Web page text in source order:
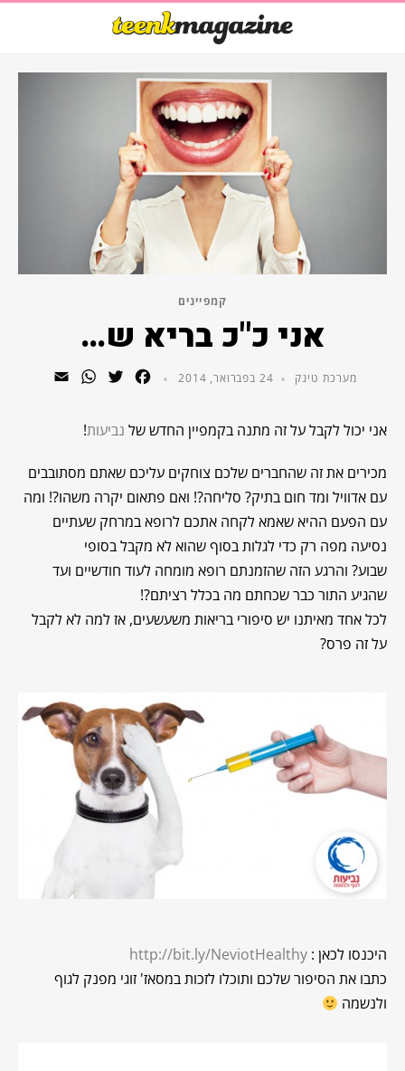
קמפיינים
אני כ"כ בריא ש…
מערכת טינק 24 בפברואר, 2014 Facebook
Twitter
WhatsApp
אני יכול לקבל על זה מתנה בקמפיין החדש של נביעות!
מכירים את זה שהחברים שלכם צוחקים עליכם שאתם מסתובבים
עם אדוויל ומד חום בתיק? סליחה?! ואם פתאום יקרה משהו?! ומה
עם הפעם ההיא שאמא לקחה אתכם לרופא במרחק שעתיים
נסיעה מפה רק כדי לגלות בסוף שהוא לא מקבל בסופי
שבוע? והרגע הזה שהזמנתם רופא מומחה לעוד חודשיים ועד
שהגיע התור כבר שכחתם מה בכלל רציתם?!
לכל אחד מאיתנו יש סיפורי בריאות משעשעים, אז למה לא לקבל
על זה פרס?
היכנסו לכאן : http://bit.ly/NeviotHealthy
כתבו את הסיפור שלכם ותוכלו לזכות במסאז' זוגי מפנק לגוף
ולנשמה